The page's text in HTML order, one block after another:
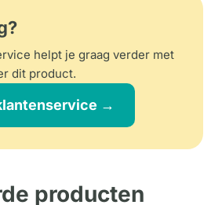
helpt je graag verder met
dit product.
→
producten